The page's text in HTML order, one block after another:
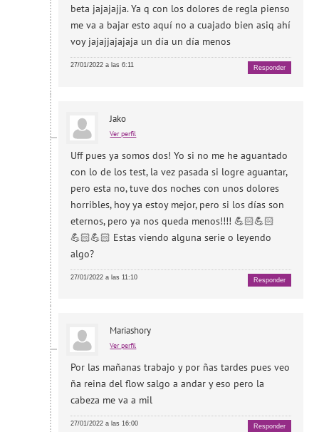
beta jajajajja. Ya q con los dolores de regla pienso
me va a bajar esto aquí no a cuajado bien asiq ahí
voy jajajjajajaja un día un día menos
27/01/2022 a las 6:11 Responder
Jako
Ver perfil
Uff pues ya somos dos! Yo si no me he aguantado
con lo de los test, la vez pasada si logre aguantar,
pero esta no, tuve dos noches con unos dolores
horribles, hoy ya estoy mejor, pero si los días son
eternos, pero ya nos queda menos!!!! 💪🏻💪🏻
💪🏻💪🏻 Estas viendo alguna serie o leyendo
algo?
27/01/2022 a las 11:10 Responder
Mariashory
Ver perfil
Por las mañanas trabajo y por ñas tardes pues veo
ña reina del flow salgo a andar y eso pero la
cabeza me va a mil
27/01/2022 a las 16:00 Responder